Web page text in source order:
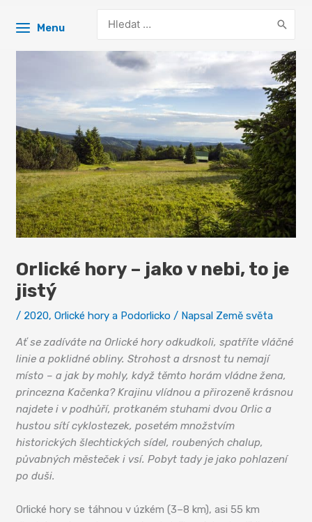
Menu
for:
Orlické hory – jako v nebi, to je
jistý
/ 2020,Orlické hory a Podorlicko / Napsal Země světa
Ať se zadíváte na Orlické hory odkudkoli, spatříte vláčné
linie a poklidné obliny. Strohost a drsnost tu nemají
místo – a jak by mohly, když těmto horám vládne žena,
princezna Kačenka? Krajinu vlídnou a přirozeně krásnou
najdete i v podhůří, protkaném stuhami dvou Orlic a
hustou sítí cyklostezek, posetém množstvím
historických šlechtických sídel, roubených chalup,
půvabných městeček i vsí. Pobyt tady je jako pohlazení
po duši.
Orlické hory se táhnou v úzkém (3–8 km), asi 55 km